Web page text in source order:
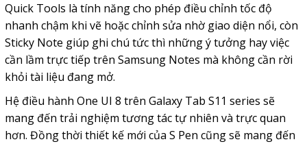
Quick Tools là tính năng cho phép điều chỉnh tốc độ
nhanh chậm khi vẽ hoặc chỉnh sửa nhờ giao diện nổi, còn
Sticky Note giúp ghi chú tức thì những ý tưởng hay việc
cần lầm trực tiếp trên Samsung Notes mà không cần rời
khỏi tài liệu đang mở.
Hệ điều hành One UI 8 trên Galaxy Tab S11 series sẽ
mang đến trải nghiệm tương tác tự nhiên và trực quan
hơn. Đồng thời thiết kế mới của S Pen cũng sẽ mang đến